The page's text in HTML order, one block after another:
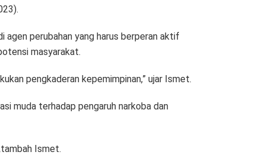
perubahan yang harus berperan aktif
masyarakat.
pengkaderan kepemimpinan,” ujar Ismet.
muda terhadap pengaruh narkoba dan
Ismet.